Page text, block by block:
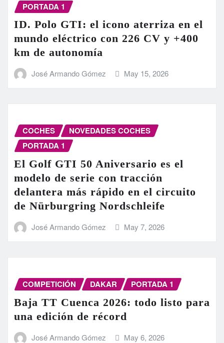
PORTADA 1
ID. Polo GTI: el icono aterriza en el
mundo eléctrico con 226 CV y +400
km de autonomía
José Armando Gómez May 15, 2026
COCHES
NOVEDADES COCHES
PORTADA 1
El Golf GTI 50 Aniversario es el
modelo de serie con tracción
delantera más rápido en el circuito
de Nürburgring Nordschleife
José Armando Gómez May 7, 2026
COMPETICIÓN DAKAR PORTADA 1
Baja TT Cuenca 2026: todo listo para
una edición de récord
José Armando Gómez May 6, 2026